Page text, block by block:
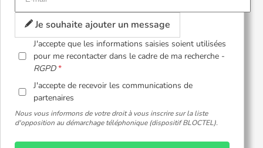
Je souhaite ajouter un message
J'accepte que les informations saisies soient utilisées
pour me recontacter dans le cadre de ma recherche -
RGPD
J'accepte de recevoir les communications de
partenaires
Nous vous informons de votre droit à vous inscrire sur la liste
d'opposition au démarchage téléphonique (dispositif BLOCTEL).